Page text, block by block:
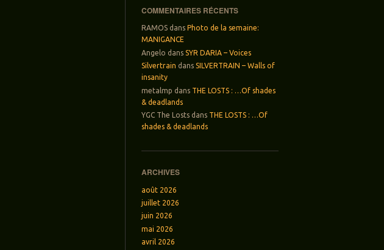
COMMENTAIRES RÉCENTS
RAMOS dans Photo de la semaine:
MANIGANCE
Angelo dansSYR DARIA – Voices
Silvertrain dansSILVERTRAIN – Walls of
insanity
metalmp dans THE LOSTS : …Of shades
& deadlands
YGC The Losts dans THE LOSTS : …Of
shades & deadlands
ARCHIVES
août 2026
juillet 2026
juin 2026
mai 2026
avril 2026